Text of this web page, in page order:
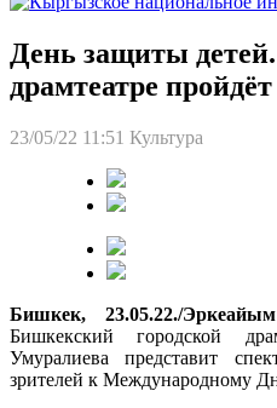
День защиты
драмтеатре
23/05/22 11:51 Культура
Бишкек, 23.05.22./
Бишкекский городской
Умуралиева представит
зрителей к Международному